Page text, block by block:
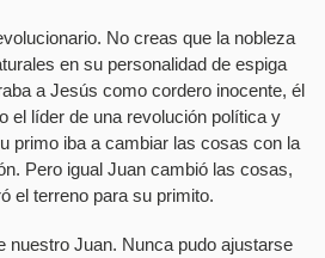
No creas que la nobleza
en su personalidad de espiga
a Jesús como cordero inocente, él
el lí­der de una revolución polí­tica y
primo iba a cambiar las cosas con la
Pero igual Juan cambió las cosas,
el terreno para su primito.
nuestro Juan. Nunca pudo ajustarse